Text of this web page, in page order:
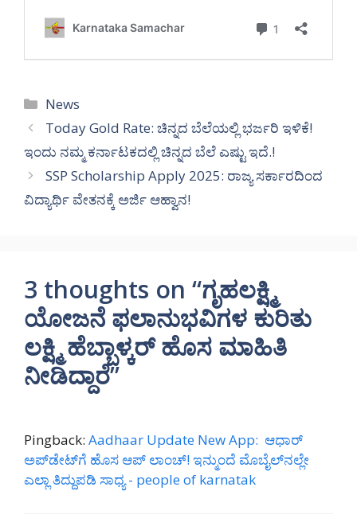
Categories
News
Today Gold Rate: ಚಿನ್ನದ ಬೆಲೆಯಲ್ಲಿ ಭರ್ಜರಿ ಇಳಿಕೆ!
ಇಂದು ನಮ್ಮ ಕರ್ನಾಟಕದಲ್ಲಿ ಚಿನ್ನದ ಬೆಲೆ ಎಷ್ಟು ಇದೆ.!
SSP Scholarship Apply 2025: ರಾಜ್ಯ ಸರ್ಕಾರದಿಂದ
ವಿದ್ಯಾರ್ಥಿ ವೇತನಕ್ಕೆ ಅರ್ಜಿ ಆಹ್ವಾನ!
3 thoughts on “ಗೃಹಲಕ್ಷ್ಮಿ
ಯೋಜನೆ ಫಲಾನುಭವಿಗಳ ಕುರಿತು
ಲಕ್ಷ್ಮಿ ಹೆಬ್ಬಾಳ್ಕರ್ ಹೊಸ ಮಾಹಿತಿ
ನೀಡಿದ್ದಾರೆ”
Pingback: Aadhaar Update New App: ಆಧಾರ್
ಅಪ್‌ಡೇಟ್‌ಗೆ ಹೊಸ ಆಪ್ ಲಾಂಚ್! ಇನ್ಮುಂದೆ ಮೊಬೈಲ್‌ನಲ್ಲೇ
ಎಲ್ಲಾ ತಿದ್ದುಪಡಿ ಸಾಧ್ಯ - people of karnatak